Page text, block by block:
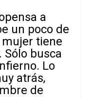
a
un poco de
tiene
Sólo busca
Lo
atrás,
de